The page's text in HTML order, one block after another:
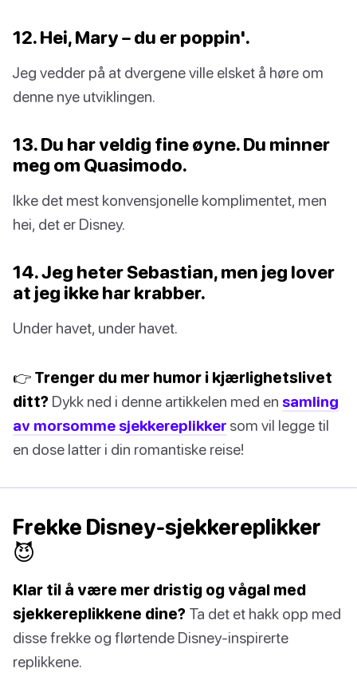
12. Hei, Mary – du er poppin'.
Jeg vedder på at dvergene ville elsket å høre om
denne nye utviklingen.
13. Du har veldig fine øyne. Du minner
meg om Quasimodo.
Ikke det mest konvensjonelle komplimentet, men
hei, det er Disney.
14. Jeg heter Sebastian, men jeg lover
at jeg ikke har krabber.
Under havet, under havet.
👉 Trenger du mer humor i kjærlighetslivet
ditt? Dykk ned i denne artikkelen med en samling
av morsomme sjekkereplikker som vil legge til
en dose latter i din romantiske reise!
Frekke Disney-sjekkereplikker
😈
Klar til å være mer dristig og vågal med
sjekkereplikkene dine? Ta det et hakk opp med
disse frekke og flørtende Disney-inspirerte
replikkene.